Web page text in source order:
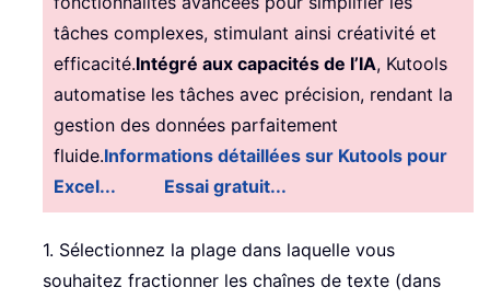
tâches complexes, stimulant ainsi créativité et
efficacité.Intégré aux capacités de l’IA, Kutools
automatise les tâches avec précision, rendant la
gestion des données parfaitement
fluide.Informations détaillées sur Kutools pour
Excel...
Essai gratuit...
1. Sélectionnez la plage dans laquelle vous
souhaitez fractionner les chaînes de texte (dans